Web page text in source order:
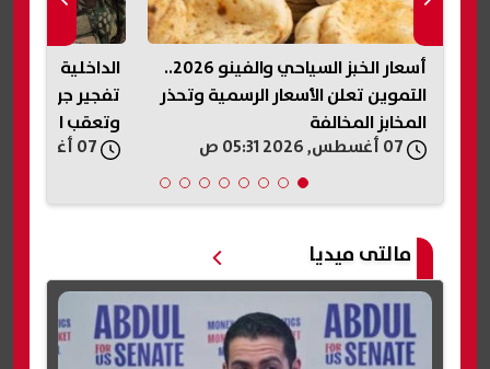
الداخلية السورية تصدر بيانًا بشأن
تفجير جرمانا.. استمرار التحقيقات
وتعقب المتورطين
ابنة «مذيع
في فيديو
كلمة بابا»
مالتى ميديا